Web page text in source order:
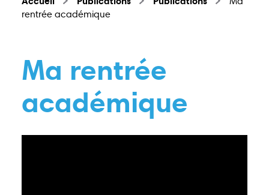
rentrée académique
Ma rentrée
académique